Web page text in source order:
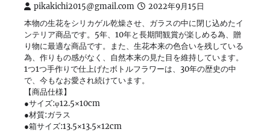
pikakichi2015@gmail.com 2022年9月15日
本物の生花をシリカゲル乾燥させ、ガラスの中に閉じ込めたイ
ンテリア商品です。5年、10年と長期間観賞が楽しめる為、贈
り物に最適な商品です。また、生花本来の色合いを残している
為、作りもの感がなく、自然本来の見た目を維持しています。
1つ1つ手作りで仕上げたボトルフラワーは、30年の歴史の中
で、今もなお愛され続けています。
【商品仕様】
●サイズ:φ12.5×10cm
●材質:ガラス
●箱サイズ:13.5×13.5×12cm